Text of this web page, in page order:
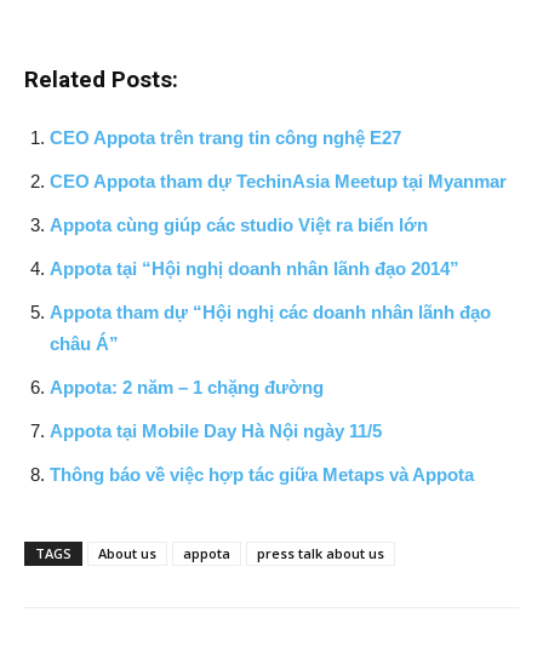
Related Posts:
CEO Appota trên trang tin công nghệ E27
CEO Appota tham dự TechinAsia Meetup tại Myanmar
Appota cùng giúp các studio Việt ra biển lớn
Appota tại “Hội nghị doanh nhân lãnh đạo 2014”
Appota tham dự “Hội nghị các doanh nhân lãnh đạo
châu Á”
Appota: 2 năm – 1 chặng đường
Appota tại Mobile Day Hà Nội ngày 11/5
Thông báo về việc hợp tác giữa Metaps và Appota
TAGS About us appota press talk about us